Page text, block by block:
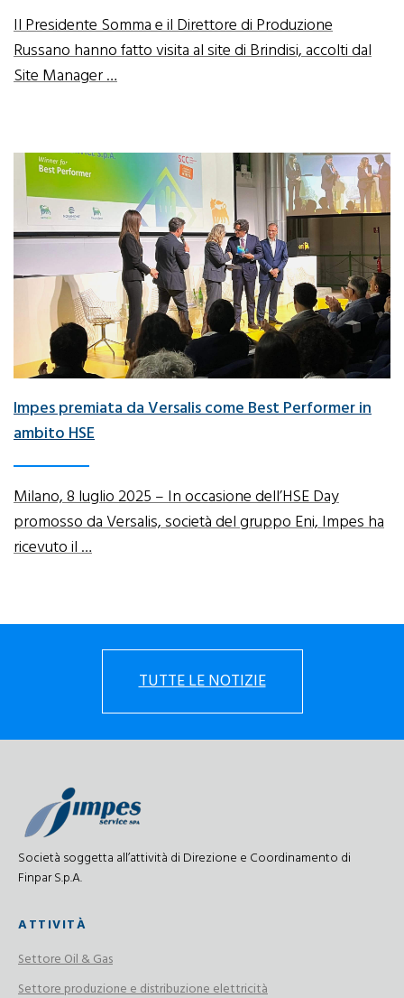
Il Presidente Somma e il Direttore di Produzione
Russano hanno fatto visita al site di Brindisi, accolti dal
Site Manager …
Impes premiata da Versalis come Best Performer in
ambito HSE
Milano, 8 luglio 2025 – In occasione dell’HSE Day
promosso da Versalis, società del gruppo Eni, Impes ha
ricevuto il …
TUTTE LE NOTIZIE
Società soggetta all’attività di Direzione e Coordinamento di
Finpar S.p.A.
ATTIVITÀ
Settore Oil & Gas
Settore produzione e distribuzione elettricità